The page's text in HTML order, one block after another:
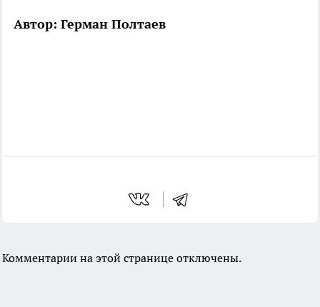
Автор: Герман Полтаев
Комментарии на этой странице отключены.